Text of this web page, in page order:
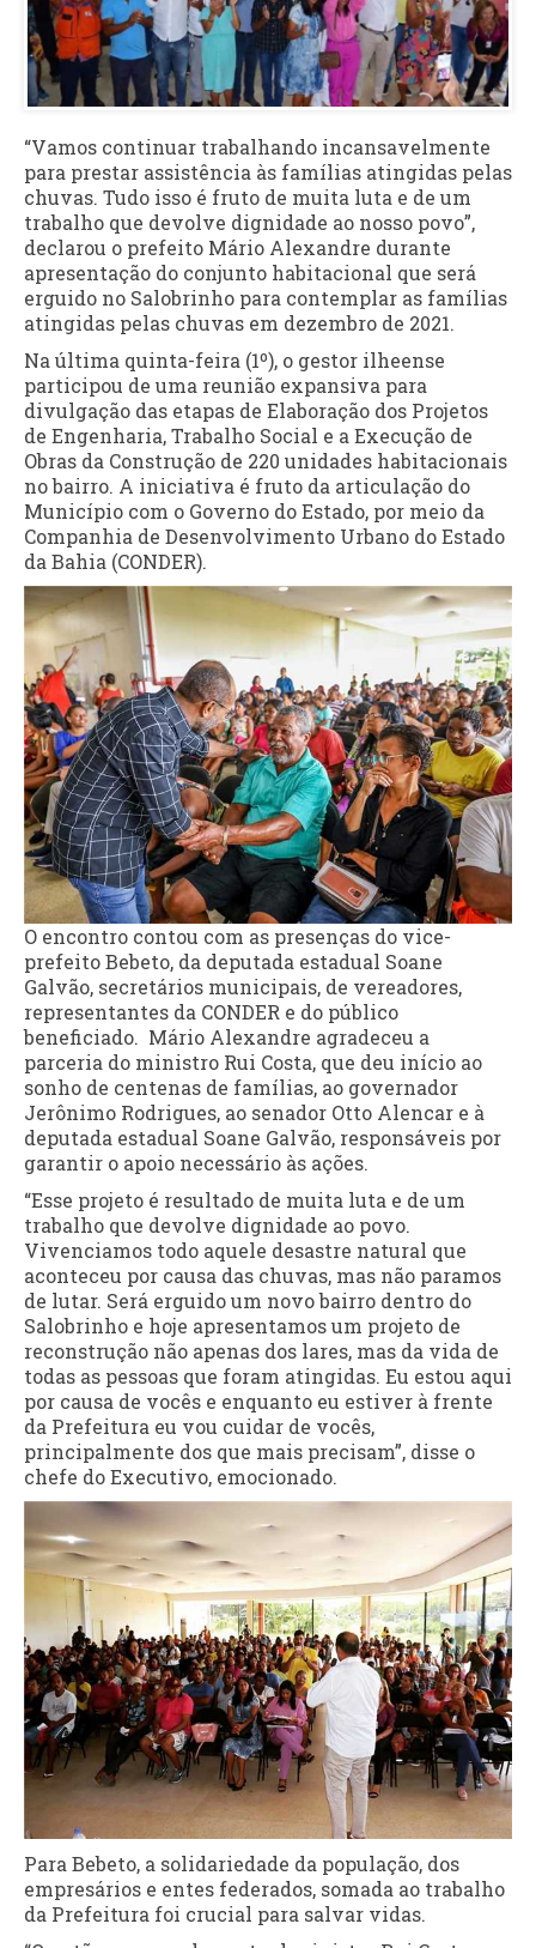
“Vamos continuar trabalhando incansavelmente
para prestar assistência às famílias atingidas pelas
chuvas. Tudo isso é fruto de muita luta e de um
trabalho que devolve dignidade ao nosso povo”,
declarou o prefeito Mário Alexandre durante
apresentação do conjunto habitacional que será
erguido no Salobrinho para contemplar as famílias
atingidas pelas chuvas em dezembro de 2021.
Na última quinta-feira (1º), o gestor ilheense
participou de uma reunião expansiva para
divulgação das etapas de Elaboração dos Projetos
de Engenharia, Trabalho Social e a Execução de
Obras da Construção de 220 unidades habitacionais
no bairro. A iniciativa é fruto da articulação do
Município com o Governo do Estado, por meio da
Companhia de Desenvolvimento Urbano do Estado
da Bahia (CONDER).
O encontro contou com as presenças do vice-
prefeito Bebeto, da deputada estadual Soane
Galvão, secretários municipais, de vereadores,
representantes da CONDER e do público
beneficiado. Mário Alexandre agradeceu a
parceria do ministro Rui Costa, que deu início ao
sonho de centenas de famílias, ao governador
Jerônimo Rodrigues, ao senador Otto Alencar e à
deputada estadual Soane Galvão, responsáveis por
garantir o apoio necessário às ações.
“Esse projeto é resultado de muita luta e de um
trabalho que devolve dignidade ao povo.
Vivenciamos todo aquele desastre natural que
aconteceu por causa das chuvas, mas não paramos
de lutar. Será erguido um novo bairro dentro do
Salobrinho e hoje apresentamos um projeto de
reconstrução não apenas dos lares, mas da vida de
todas as pessoas que foram atingidas. Eu estou aqui
por causa de vocês e enquanto eu estiver à frente
da Prefeitura eu vou cuidar de vocês,
principalmente dos que mais precisam”, disse o
chefe do Executivo, emocionado.
Para Bebeto, a solidariedade da população, dos
empresários e entes federados, somada ao trabalho
da Prefeitura foi crucial para salvar vidas.